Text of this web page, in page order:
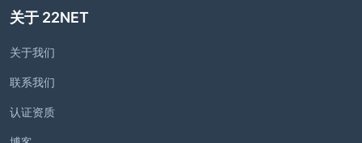
关于 22NET
关于我们
联系我们
认证资质